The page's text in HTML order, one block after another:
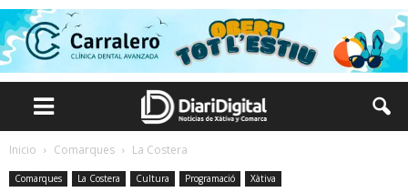
Inicio Comarques La Costera
Comarques La Costera Cultura Programació Xàtiva